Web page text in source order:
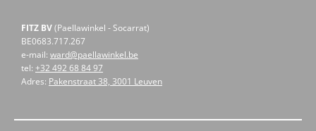
FITZ BV(Paellawinkel - Socarrat)
BE0683.717.267
e-mail: ward@paellawinkel.be
tel: +32 492 68 84 97
Adres: Pakenstraat 38, 3001 Leuven